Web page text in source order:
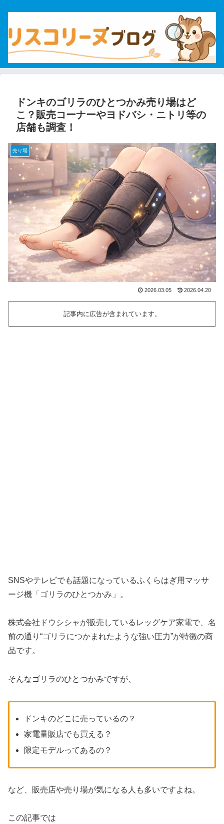
ドンキのゴリラのひとつかみ売り場はど
こ？販売コーナーやヨドバシ・ニトリ等の
店舗も調査！
売り場
2026.03.05 2026.04.20
記事内に広告が含まれています。
SNSやテレビでも話題になっているふくらはぎ用マッサ
ージ機「ゴリラのひとつかみ」。
株式会社ドウシシャが販売しているレッグケア家電で、名
前の通り“ゴリラにつかまれたような強い圧力”が特徴の商
品です。
そんなゴリラのひとつかみですが、
ドンキのどこに売っているの？
家電量販店でも買える？
限定モデルってあるの？
など、販売店や売り場が気になる人も多いですよね。
この記事では